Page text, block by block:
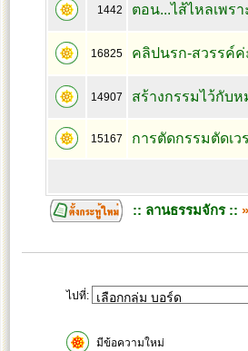
1442 ตอน...ไส้ไหลเพร
16825 คลิปนรก-สวรรค์ค่
14907 สร้างกรรมไว้กับห
15167 การตัดกรรมตัดเ
:: ลานธรรมจักร :: »
ไปที่:
มีข้อความใหม่